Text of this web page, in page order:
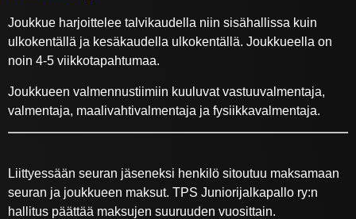
Joukkue harjoittelee talvikaudella niin sisähallissa kuin
ulkokentällä ja kesäkaudella ulkokentällä. Joukkueella on
noin 4-5 viikkotapahtumaa.
Joukkueen valmennustiimiin kuuluvat vastuuvalmentaja,
valmentaja, maalivahtivalmentaja ja fysiikkavalmentaja.
Liittyessään seuran jäseneksi henkilö sitoutuu maksamaan
seuran ja joukkueen maksut. TPS Juniorijalkapallo ry:n
hallitus päättää maksujen suuruuden vuosittain.